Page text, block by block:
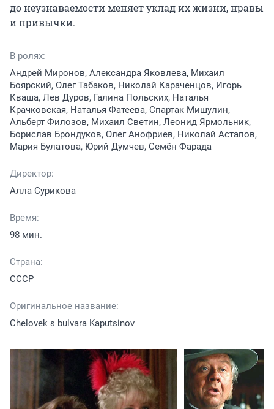
до неузнаваемости меняет уклад их жизни, нравы
и привычки.
В ролях:
Андрей Миронов, Александра Яковлева, Михаил
Боярский, Олег Табаков, Николай Караченцов, Игорь
Кваша, Лев Дуров, Галина Польских, Наталья
Крачковская, Наталья Фатеева, Спартак Мишулин,
Альберт Филозов, Михаил Светин, Леонид Ярмольник,
Борислав Брондуков, Олег Анофриев, Николай Астапов,
Мария Булатова, Юрий Думчев, Семён Фарада
Директор:
Алла Сурикова
Время:
98 мин.
Страна:
СССР
Оригинальное название:
Chelovek s bulvara Kaputsinov